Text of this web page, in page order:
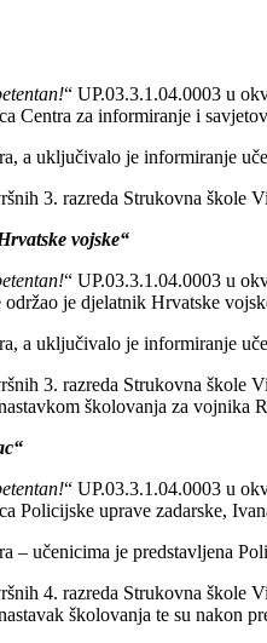
“ UP.03.3.1.04.0003 u
Centra za informiranje i
a uključivalo je informiranje
3. razreda Strukovna
vojske“
“ UP.03.3.1.04.0003 u
je djelatnik Hrvatske
a uključivalo je informiranje
3. razreda Strukovna
školovanja za vojnika
“ UP.03.3.1.04.0003 u
Policijske uprave zadarske,
– učenicima je predstavljena
4. razreda Strukovna
školovanja te su